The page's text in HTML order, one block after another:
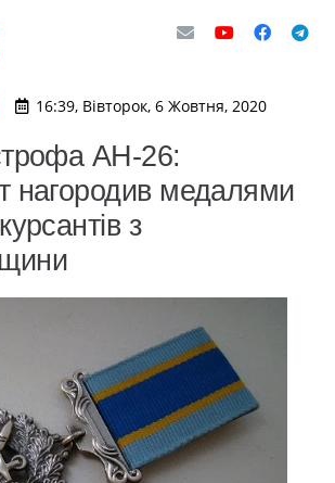
16:39, Вівторок, 6 Жовтня, 2020
АН-26:
нагородив медалями
з